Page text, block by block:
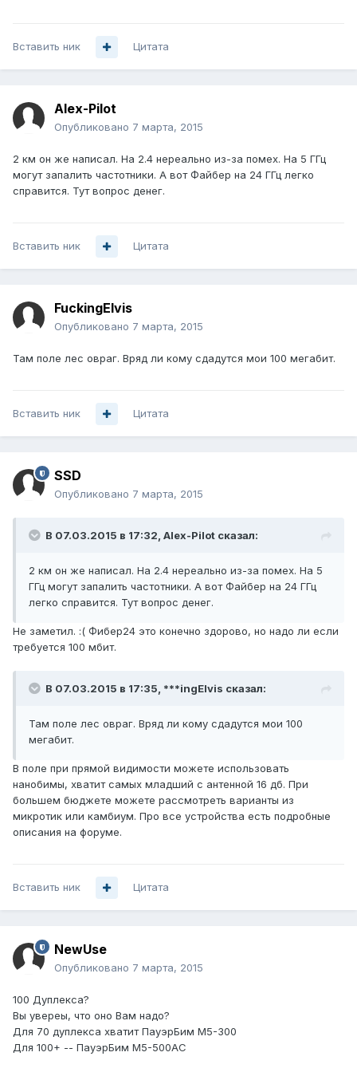
Вставить ник Цитата
Alex-Pilot
Опубликовано 7 марта, 2015
2 км он же написал. На 2.4 нереально из-за помех. На 5 ГГц
могут запалить частотники. А вот Файбер на 24 ГГц легко
справится. Тут вопрос денег.
Вставить ник Цитата
FuckingElvis
Опубликовано 7 марта, 2015
Там поле лес овраг. Вряд ли кому сдадутся мои 100 мегабит.
Вставить ник Цитата
SSD
Опубликовано 7 марта, 2015
В 07.03.2015 в 17:32, Alex-Pilot сказал:
2 км он же написал. На 2.4 нереально из-за помех. На 5
ГГц могут запалить частотники. А вот Файбер на 24 ГГц
легко справится. Тут вопрос денег.
Не заметил. :( Фибер24 это конечно здорово, но надо ли если
требуется 100 мбит.
В 07.03.2015 в 17:35, ***ingElvis сказал:
Там поле лес овраг. Вряд ли кому сдадутся мои 100
мегабит.
В поле при прямой видимости можете использовать
нанобимы, хватит самых младший с антенной 16 дб. При
большем бюджете можете рассмотреть варианты из
микротик или камбиум. Про все устройства есть подробные
описания на форуме.
Вставить ник Цитата
NewUse
Опубликовано 7 марта, 2015
100 Дуплекса?
Вы увереы, что оно Вам надо?
Для 70 дуплекса хватит ПауэрБим М5-300
Для 100+ -- ПауэрБим М5-500АС